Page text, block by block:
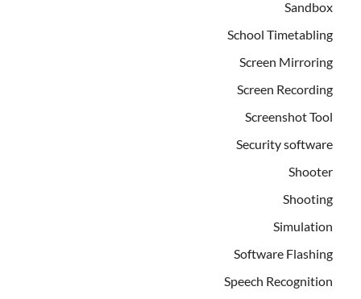
Sandbox
School Timetabling
Screen Mirroring
Screen Recording
Screenshot Tool
Security software
Shooter
Shooting
Simulation
Software Flashing
Speech Recognition